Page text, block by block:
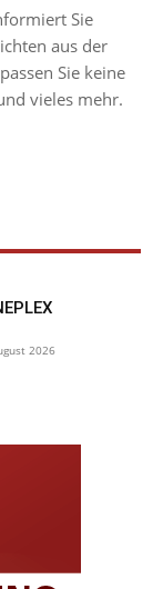
Sie
aus der
Sie keine
vieles mehr.
2026